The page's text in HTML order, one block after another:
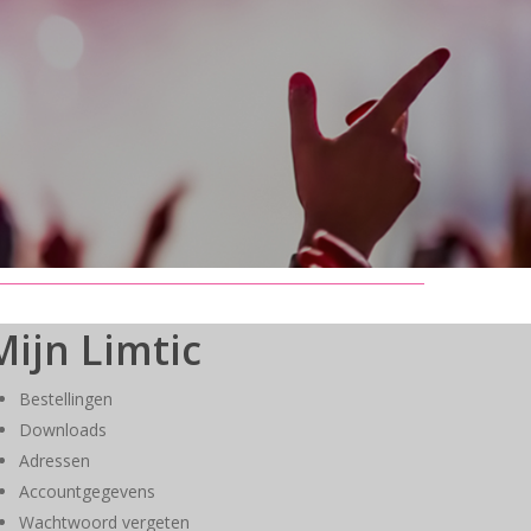
Limtic
Bestellingen
Downloads
Adressen
Accountgegevens
Wachtwoord vergeten